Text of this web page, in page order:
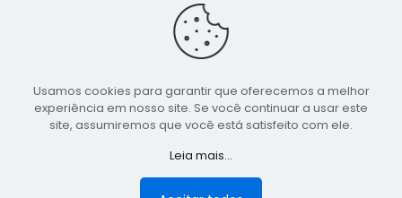
Centro, São Bento do Una - PE. CEP: 553370-128
TELEFONE: (81) 99548-1569
E-MAIL: ouvidoria@saobentodouna.pe.gov.br
Copyright 2021-2026 - Assessoria de Comunicação da
Prefeitura de São Bento do Una - PE
publicidadeLumusWeb - Agência Digital
Usamos cookies para garantir que oferecemos a melhor
experiência em nosso site. Se você continuar a usar este
site, assumiremos que você está satisfeito com ele.
Leia mais...